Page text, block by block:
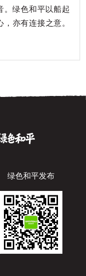
。绿色和平以船起
亦有连接之意。
绿色和平发布